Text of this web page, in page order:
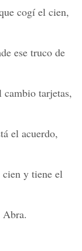
cogí el cien,
ese truco de
cambio tarjetas,
el acuerdo,
cien y tiene el
Abra.